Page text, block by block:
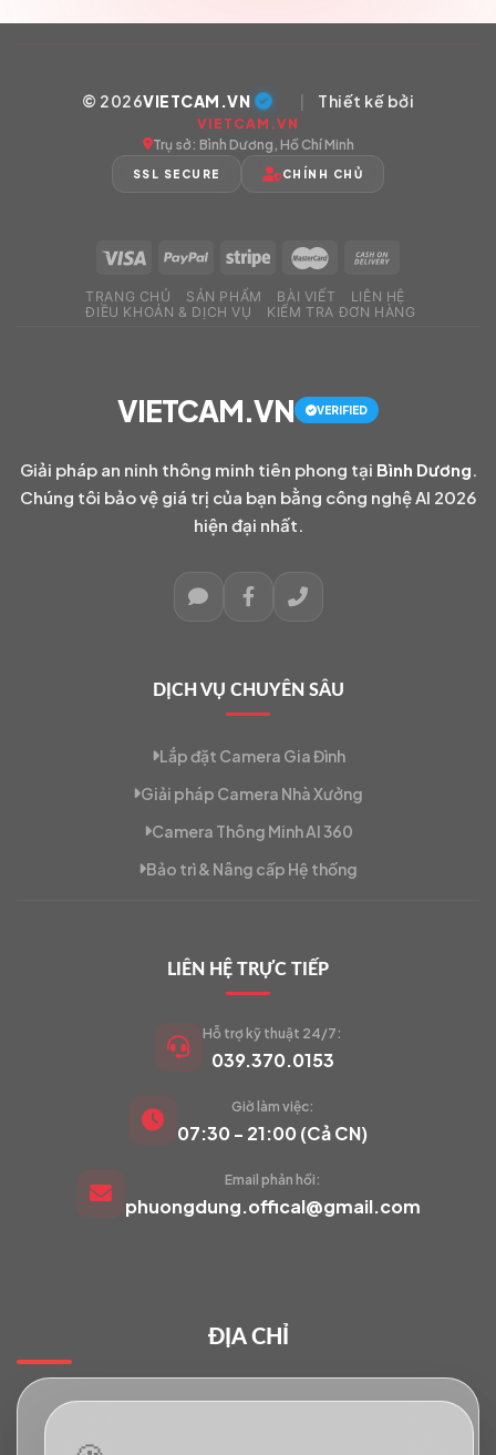
VIETCAM.VN
Đang trực tuyến
© 2026VIETCAM.VN | Thiết kế bởi
VIETCAM.VN
Trụ sở: Bình Dương, Hồ Chí Minh
SSL SECURE CHÍNH CHỦ
TRANG CHỦ SẢN PHẨM BÀI VIẾT
LIÊN HỆ
ĐIỀU KHOẢN & DỊCH VỤ
KIỂM TRA ĐƠN HÀNG
VIETCAM.VN VERIFIED
Giải pháp an ninh thông minh tiên phong tại Bình Dương
Chúng tôi bảo vệ giá trị của bạn bằng công nghệ AI 2026
hiện đại nhất.
DỊCH VỤ CHUYÊN SÂU
Lắp đặt Camera Gia Đình
Giải pháp Camera Nhà Xưởng
Camera Thông Minh AI 360
Bảo trì & Nâng cấp Hệ thống
LIÊN HỆ TRỰC TIẾP
Hỗ trợ kỹ thuật 24/7:
039.370.0153
Giờ làm việc:
07:30 - 21:00 (Cả CN)
Email phản hồi:
phuongdung.offical@gmail.com
ĐỊA CHỈ